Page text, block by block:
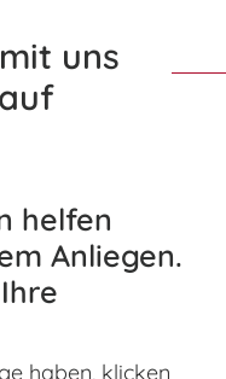
uns
helfen
Anliegen.
haben, klicken